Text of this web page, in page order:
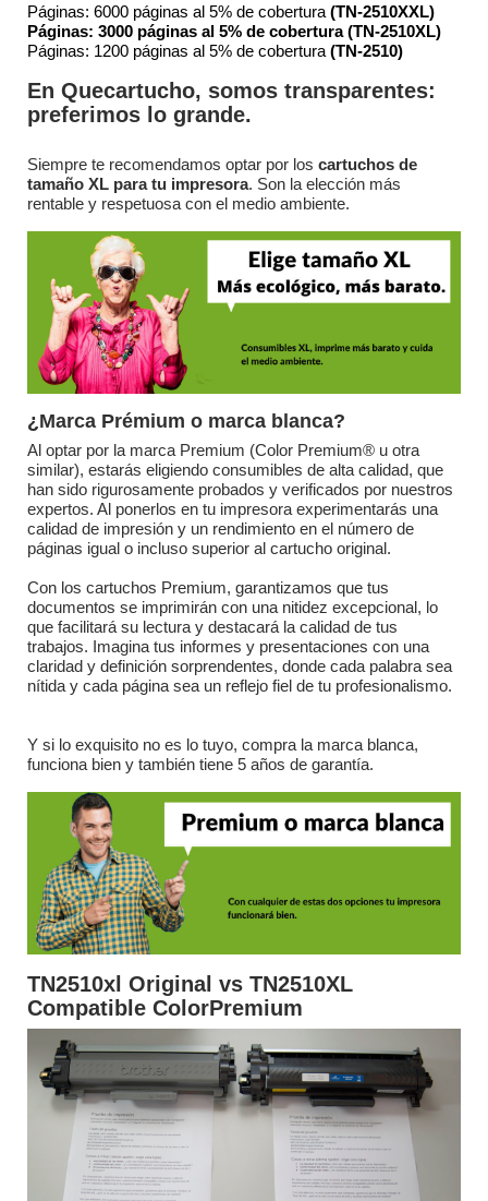
Páginas: 6000 páginas al 5% de cobertura (TN-2510XXL)
Páginas: 3000 páginas al 5% de cobertura (TN-2510XL)
Páginas: 1200 páginas al 5% de cobertura (TN-2510)
En Quecartucho, somos transparentes:
preferimos lo grande.
Siempre te recomendamos optar por los cartuchos de
tamaño XL para tu impresora. Son la elección más
rentable y respetuosa con el medio ambiente.
¿Marca Prémium o marca blanca?
Al optar por la marca Premium (Color Premium® u otra
similar), estarás eligiendo consumibles de alta calidad, que
han sido rigurosamente probados y verificados por nuestros
expertos. Al ponerlos en tu impresora experimentarás una
calidad de impresión y un rendimiento en el número de
páginas igual o incluso superior al cartucho original.
Con los cartuchos Premium, garantizamos que tus
documentos se imprimirán con una nitidez excepcional, lo
que facilitará su lectura y destacará la calidad de tus
trabajos. Imagina tus informes y presentaciones con una
claridad y definición sorprendentes, donde cada palabra sea
nítida y cada página sea un reflejo fiel de tu profesionalismo.
Y si lo exquisito no es lo tuyo, compra la marca blanca,
funciona bien y también tiene 5 años de garantía.
TN2510xl Original vs TN2510XL
Compatible ColorPremium